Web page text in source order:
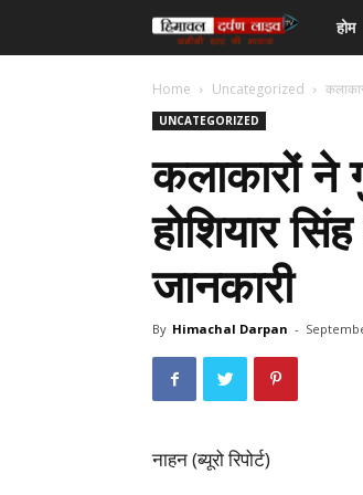
हिमाचल
दर्पण
टीवी
होम
Home Uncategorized
UNCATEGORIZED
कलाकारों ने
होशियार
जानकारी
By Himachal Darpan -
नाहन (ब्यूरो रिपोर्ट)